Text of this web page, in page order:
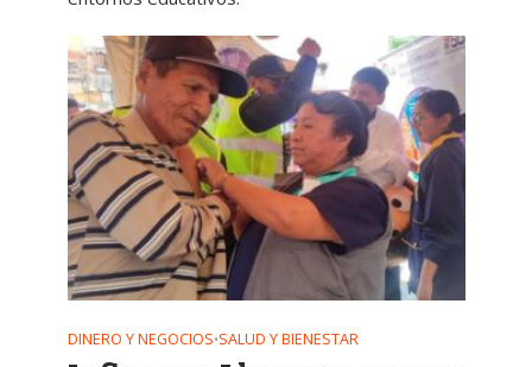
DINERO Y NEGOCIOS•SALUD Y BIENESTAR